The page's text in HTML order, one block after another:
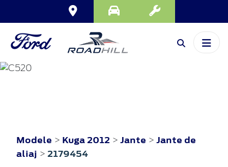
Modele > Kuga 2012 > Jante > Jante de
aliaj > 2179454